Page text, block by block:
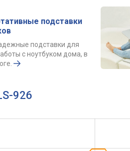
подставки
подставки для
с ноутбуком дома, в
926